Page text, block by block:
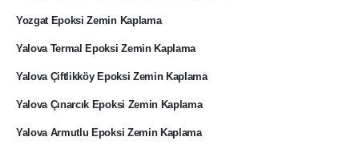
Yozgat Epoksi Zemin Kaplama
Yalova Termal Epoksi Zemin Kaplama
Yalova Çiftlikköy Epoksi Zemin Kaplama
Yalova Çınarcık Epoksi Zemin Kaplama
Yalova Armutlu Epoksi Zemin Kaplama